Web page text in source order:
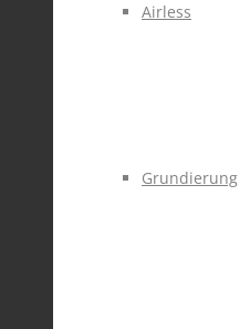
Airless
Grundierung